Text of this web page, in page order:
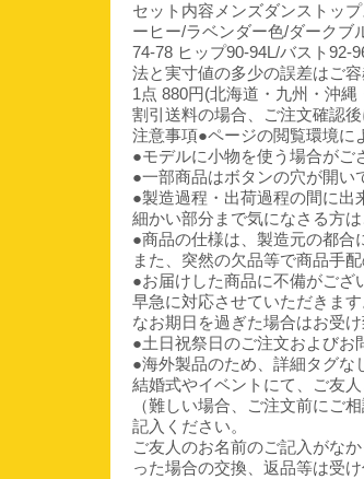
セット内容メンズダンストッ
ーヒー/ラベンダー色/ダークブ
74-78 ヒップ90-94L/バスト92-
法と実寸値の多少の誤差はご
1点 880円(北海道・九州・沖
割引送料の場合、ご注文確認
注意事項●ページの閲覧環境に
●モデルに小物を使う場合がご
●一部商品はボタンの穴が開い
●製造過程・出荷過程の間に出
細かい部分まで気になさる方
●商品の仕様は、製造元の都合
また、突然の欠品等で商品手
●お届けした商品に不備がござ
早急に対応させていただきます
なお期日を過ぎた場合はお受
●土日祝祭日のご注文およびお
●海外製品のため、詳細タグな
結婚式やイベントにて、ご友
（難しい場合、ご注文前にご
記入ください。
ご友人のお名前のご記入がな
った場合の交換、返品等は受